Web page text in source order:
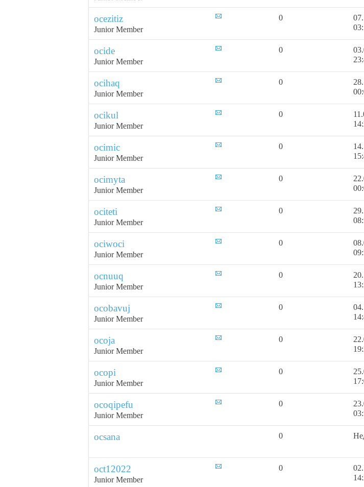
ocezitiz
Junior Member
0
ocide
Junior Member
0
ocihaq
Junior Member
0
ocikul
Junior Member
0
ocimic
Junior Member
0
ocimyta
Junior Member
0
ociteti
Junior Member
0
ociwoci
Junior Member
0
ocnuuq
Junior Member
0
ocobavuj
Junior Member
0
ocoja
Junior Member
0
ocopi
Junior Member
0
ocoqipefu
Junior Member
0
ocsana 0
oct12022
Junior Member
0